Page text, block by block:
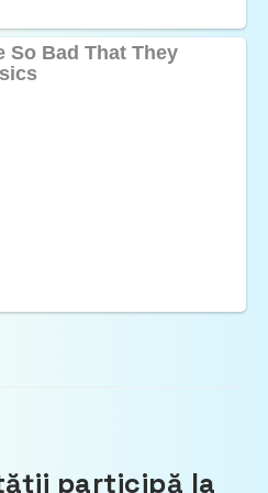
participă la